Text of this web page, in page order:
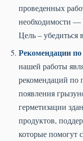
проведенных
необходимости —
Цель –
Рекомендации
нашей работы
рекомендаций по
появления
герметизации
продуктов,
которые помогут